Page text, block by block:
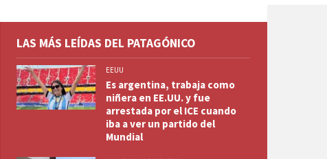
LAS MÁS LEÍDAS DEL PATAGÓNICO
EEUU
Es argentina, trabaja como
niñera en EE.UU. y fue
arrestada por el ICE cuando
iba a ver un partido del
Mundial